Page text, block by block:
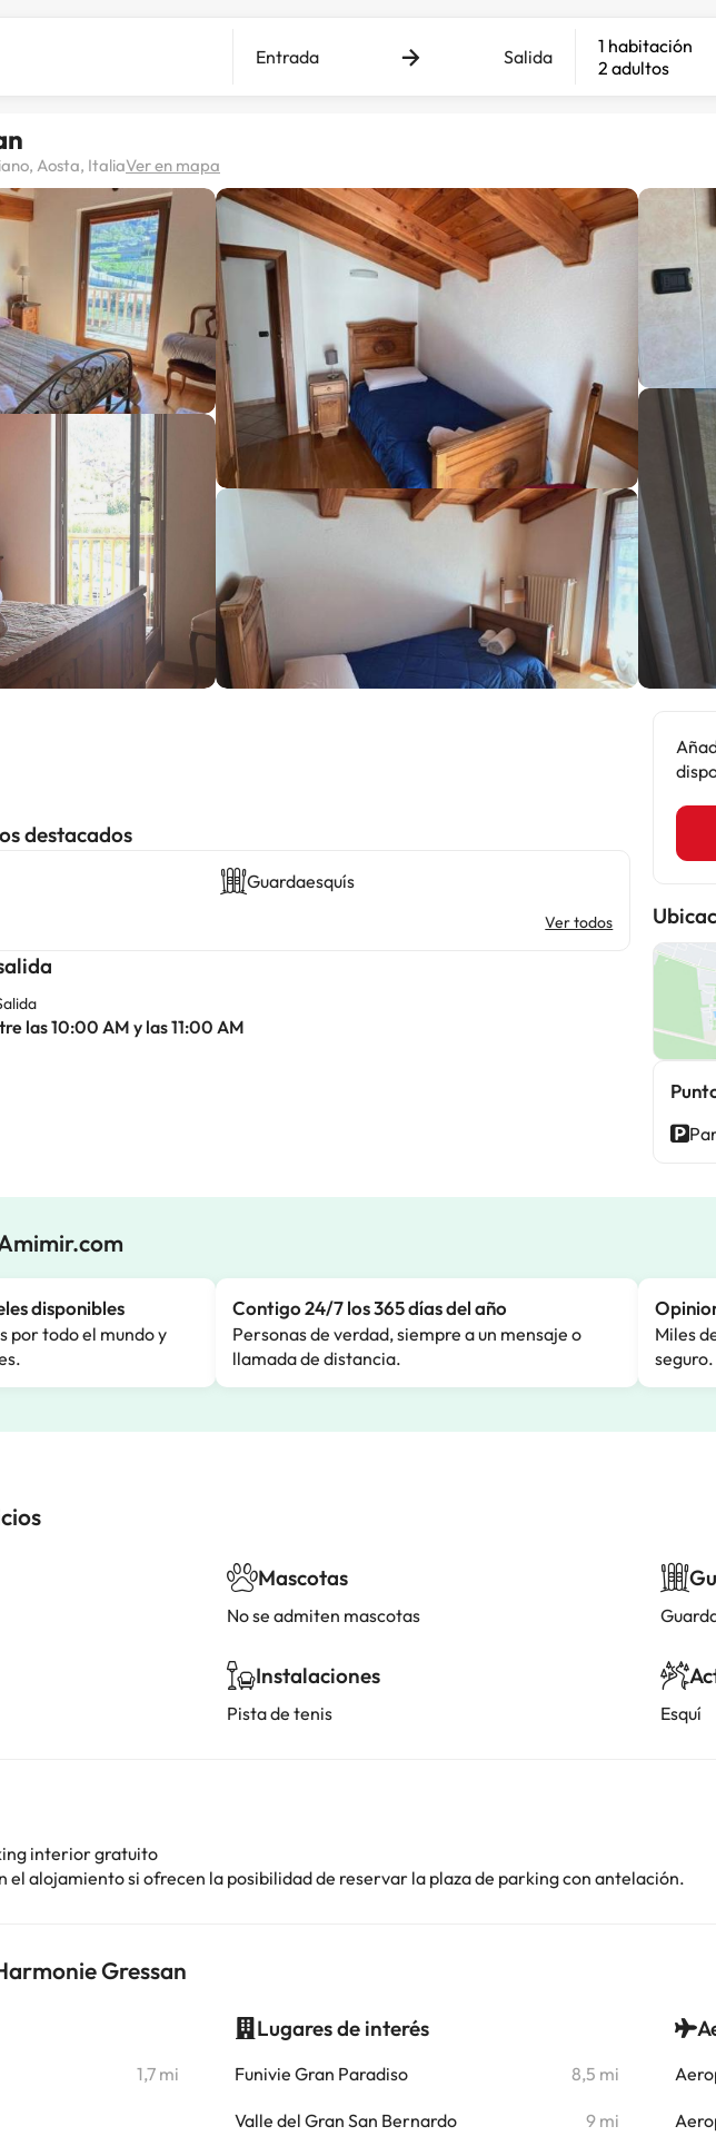
Entrada Salida
1 habitación
2 adultos
Aosta, ItaliaVer en mapa
destacados
Guardaesquís
Ver todos
las 10:00 AM y las 11:00 AM
disponibles
por todo el mundo y
Contigo 24/7 los 365 días del año
Personas de verdad, siempre a un mensaje o
llamada de distancia.
Miles
seguro.
Mascotas
No se admiten mascotas
Instalaciones
Pista de tenis Esquí
interior gratuito
el alojamiento si ofrecen la posibilidad de reservar la plaza de parking con antelación.
Gressan
1,7 mi
Lugares de interés
Funivie Gran Paradiso 8,5 mi
Valle del Gran San Bernardo 9 mi